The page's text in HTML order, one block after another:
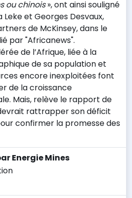
ou chinois», ont ainsi souligné
et Georges Desvaux,
de McKinsey, dans le
par "Africanews".
de l’Afrique, liée à la
de sa population et
encore inexploitées font
de la croissance
Mais, relève le rapport de
rattrapper son déficit
confirmer la promesse des
Energie Mines